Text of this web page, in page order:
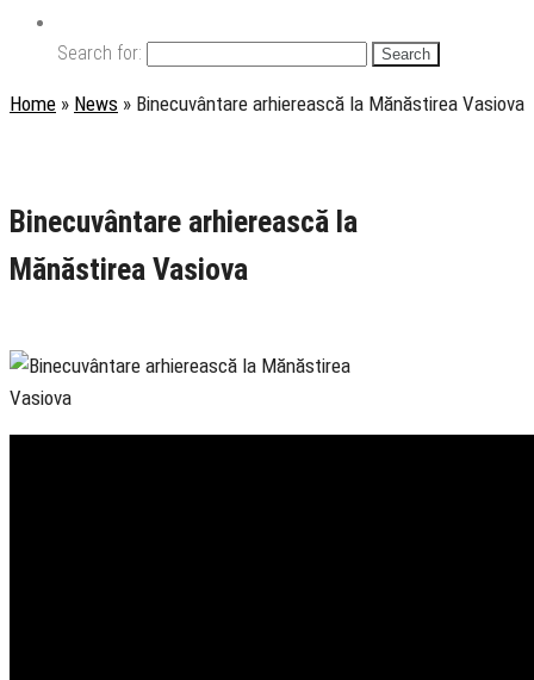
Search for:
Home » News » Binecuvântare arhierească la Mănăstirea Vasiova
Binecuvântare arhierească la
Mănăstirea Vasiova